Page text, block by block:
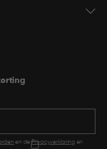
en dePrivacyverklaring en